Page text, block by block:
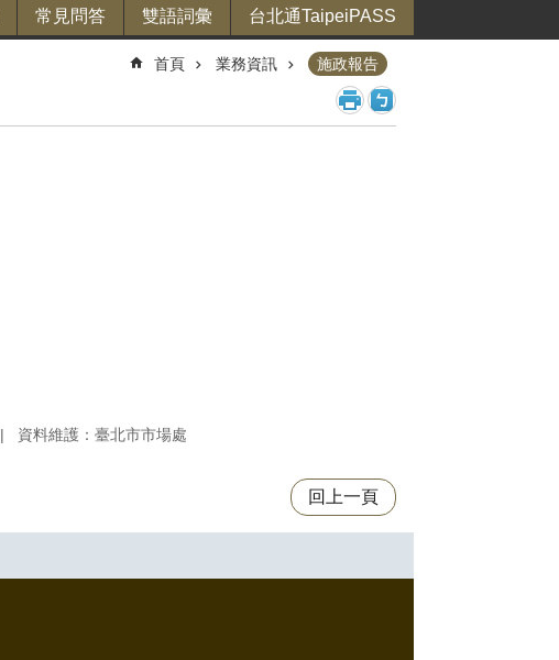
常見問答 雙語詞彙 台北通TaipeiPASS
首頁 業務資訊 施政報告
資料維護：臺北市市場處
回上一頁